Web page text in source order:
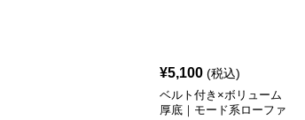
¥5,100 (税込)
ベルト付き×ボリューム
厚底｜モード系ローファ